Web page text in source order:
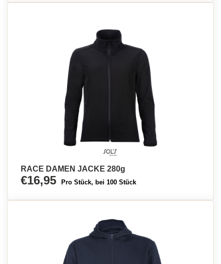
RACE DAMEN JACKE 280g
€16,95 Pro Stück, bei 100 Stück